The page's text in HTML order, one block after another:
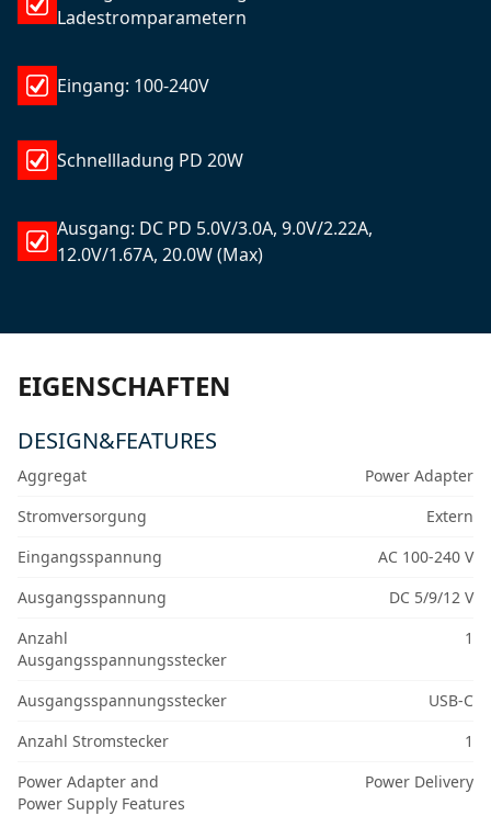
Ladestromparametern
Eingang: 100-240V
Schnellladung PD 20W
Ausgang: DC PD 5.0V/3.0A, 9.0V/2.22A,
12.0V/1.67A, 20.0W (Max)
EIGENSCHAFTEN
DESIGN&FEATURES
Aggregat
Power Adapter
Stromversorgung
Extern
Eingangsspannung
AC 100-240 V
Ausgangsspannung
DC 5/9/12 V
Anzahl
Ausgangsspannungsstecker
1
Ausgangsspannungsstecker
USB-C
Anzahl Stromstecker
1
Power Adapter and
Power Supply Features
Power Delivery